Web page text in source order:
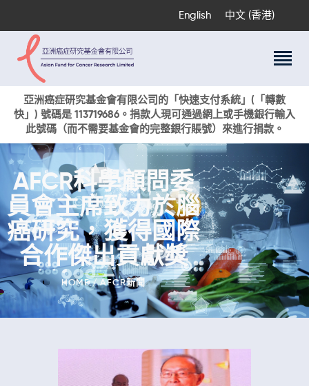
English 中文 (香港)
亞洲癌症研究基金會有限公司的「快速支付系統」(「轉數
快」) 號碼是 113719686。捐款人現可通過網上或手機銀行輸入
此號碼（而不需要基金會的完整銀行賬號）來進行捐款。
AFCR科學顧問委
員會主席致力於腦
癌研究，獲得國際
合作傑出貢獻獎
HOME AFCR新聞
關於我們
科研項目
活動與獎項
新聞
捐款支持
現在捐贈